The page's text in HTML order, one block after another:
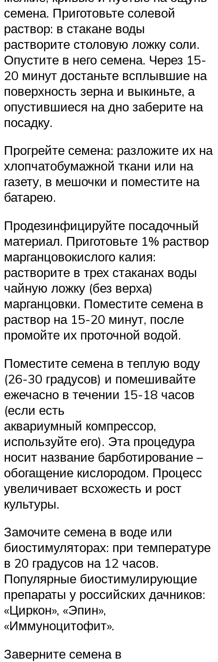
семена. Приготовьте солевой
раствор: в стакане воды
растворите столовую ложку соли.
Опустите в него семена. Через 15-
20 минут достаньте всплывшие на
поверхность зерна и выкиньте, а
опустившиеся на дно заберите на
посадку.
Прогрейте семена: разложите их на
хлопчатобумажной ткани или на
газету, в мешочки и поместите на
батарею.
Продезинфицируйте посадочный
материал. Приготовьте 1% раствор
марганцовокислого калия:
растворите в трех стаканах воды
чайную ложку (без верха)
марганцовки. Поместите семена в
раствор на 15-20 минут, после
промойте их проточной водой.
Поместите семена в теплую воду
(26-30 градусов) и помешивайте
ежечасно в течении 15-18 часов
(если есть
аквариумный компрессор,
используйте его). Эта процедура
носит название барботирование –
обогащение кислородом. Процесс
увеличивает всхожесть и рост
культуры.
Замочите семена в воде или
биостимуляторах: при температуре
в 20 градусов на 12 часов.
Популярные биостимулирующие
препараты у российских дачников:
«Циркон», «Эпин»,
«Иммуноцитофит».
Заверните семена в